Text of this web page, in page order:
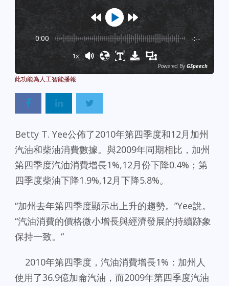
0:00 -:--
1x
Powered By GSpeech
Betty T. Yee公佈了2010年第四季度和12月加州
汽油和柴油消費數據。與2009年同期相比，加州
第四季度汽油消費增長1%,12月份下降0.4%；第
四季度柴油下降1.9%,12月下降5.8%。
“加州去年第四季度顯示出上升的趨勢。”Yee說。
“汽油消費的價格微小增長與經濟發展的持續跡象
保持一致。“
2010年第四季度，汽油消費增長1%：加州人
使用了​​36.9億加侖汽油，而2009年第四季度汽油